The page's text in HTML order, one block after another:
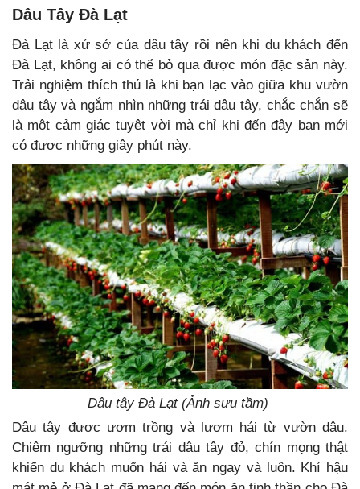
Dâu Tây Đà Lạt
Đà Lạt là xứ sở của dâu tây rồi nên khi du khách đến
Đà Lạt, không ai có thể bỏ qua được món đặc sản này.
Trải nghiệm thích thú là khi bạn lạc vào giữa khu vườn
dâu tây và ngắm nhìn những trái dâu tây, chắc chắn sẽ
là một cảm giác tuyệt vời mà chỉ khi đến đây bạn mới
có được những giây phút này.
Dâu tây Đà Lạt (Ảnh sưu tầm)
Dâu tây được ươm trồng và lượm hái từ vườn dâu.
Chiêm ngưỡng những trái dâu tây đỏ, chín mọng thật
khiến du khách muốn hái và ăn ngay và luôn. Khí hậu